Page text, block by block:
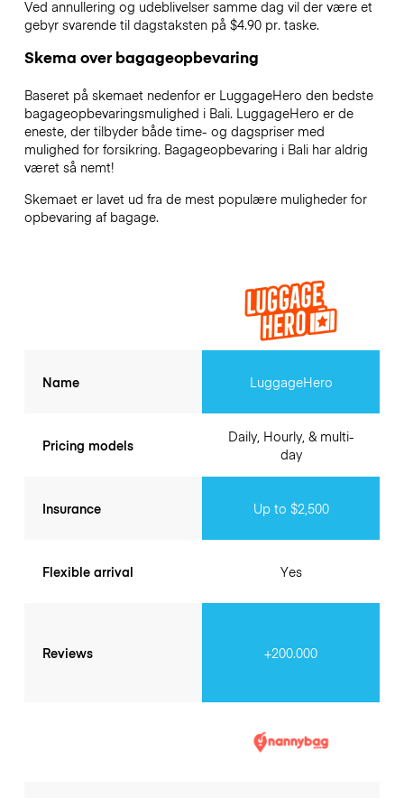
Ved annullering og udeblivelser samme dag vil der være et
gebyr svarende til dagstaksten på $4.90 pr. taske.
Skema over bagageopbevaring
Baseret på skemaet nedenfor er LuggageHero den bedste
bagageopbevaringsmulighed i Bali. LuggageHero er de
eneste, der tilbyder både time- og dagspriser med
mulighed for forsikring. Bagageopbevaring i Balihar aldrig
været så nemt!
Skemaet er lavet ud fra de mest populære muligheder for
opbevaring af bagage.
Name
Pricing models
Insurance
Flexible arrival
Reviews
LuggageHero
Daily, Hourly, & multi-
day
Up to $2,500
Yes
+200.000